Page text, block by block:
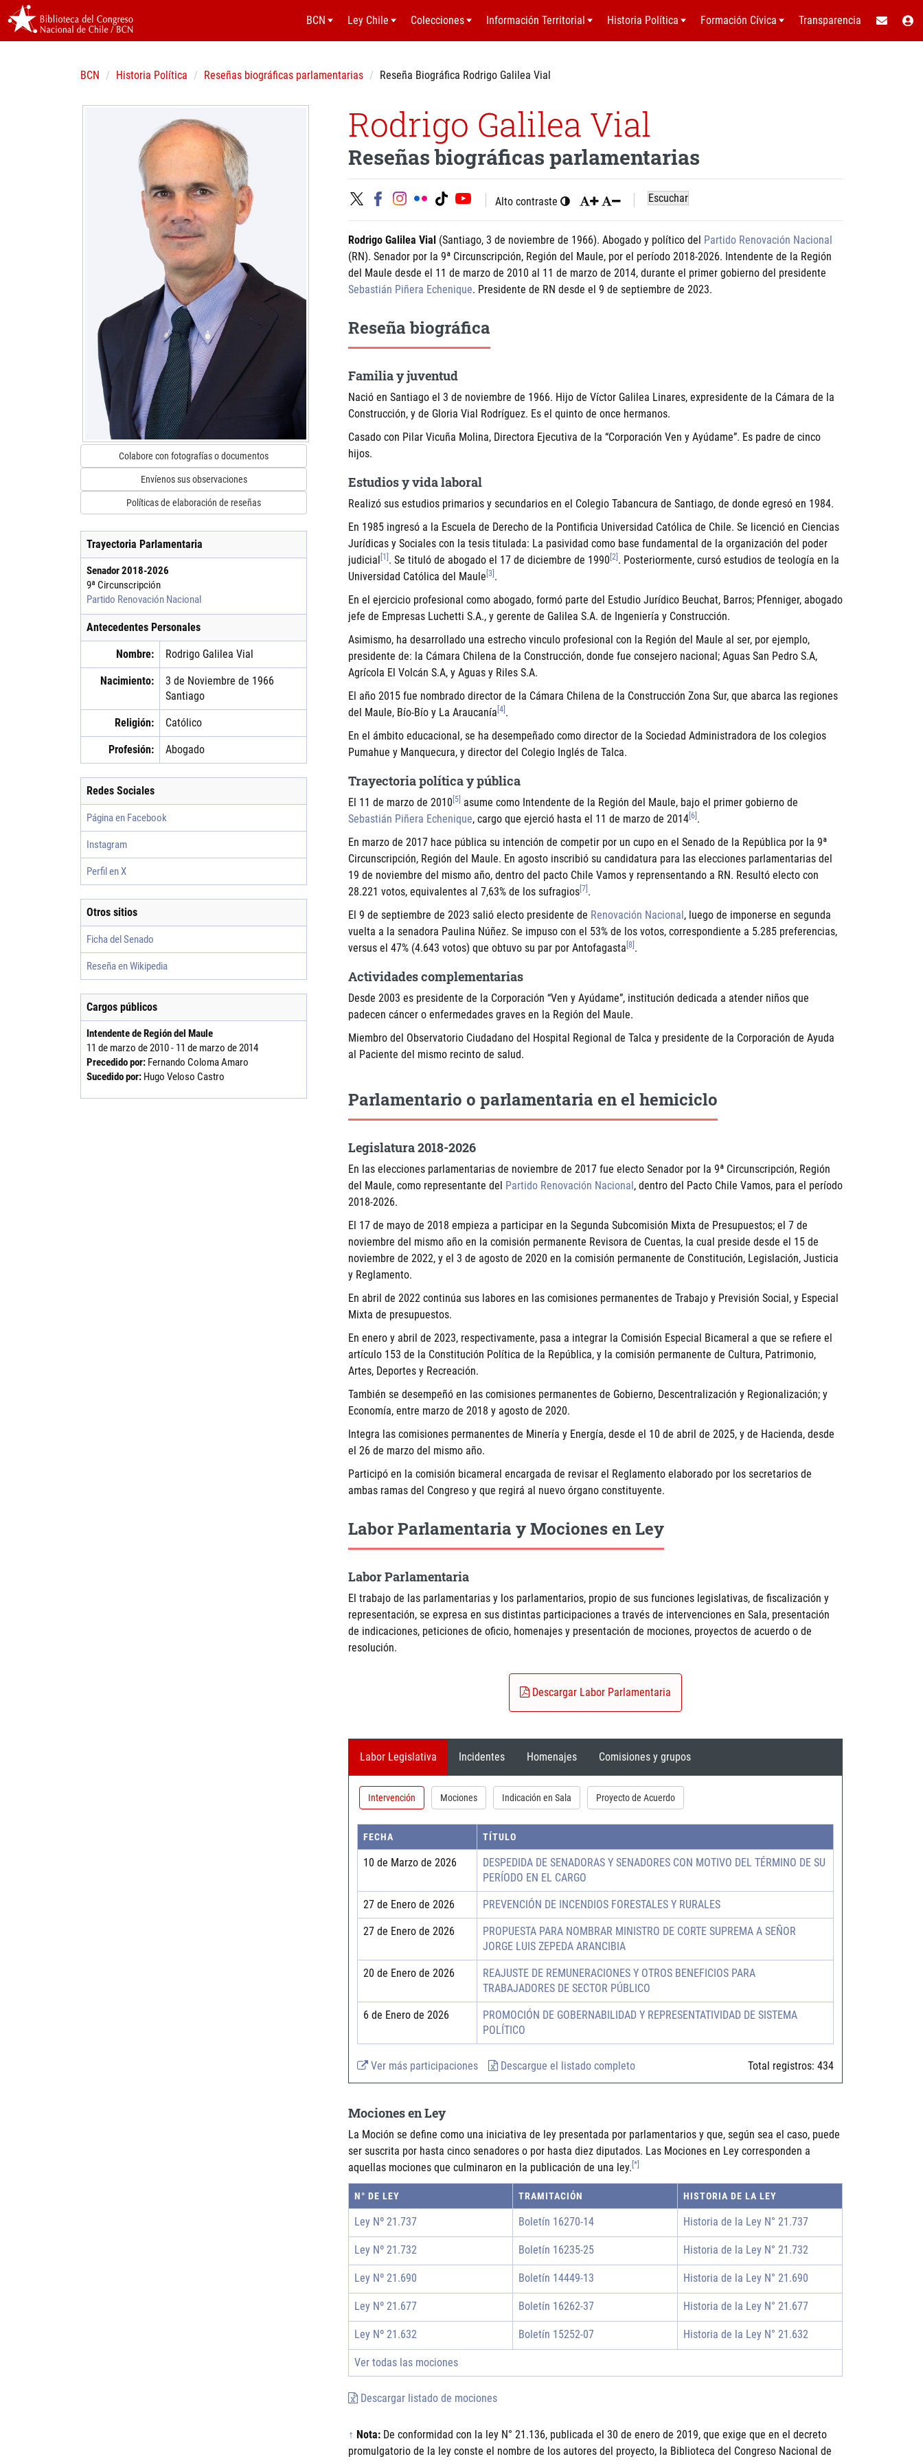
BCN Ley Chile Colecciones Información Territorial Historia Política Formación Cívica Transparencia
BCN Historia Política Reseñas biográficas parlamentarias Reseña Biográfica Rodrigo Galilea Vial
Colabore con fotografías o documentos
Envíenos sus observaciones
Políticas de elaboración de reseñas
Trayectoria Parlamentaria
Senador2018-2026
9ª Circunscripción
Partido Renovación Nacional
Antecedentes Personales
Nombre: Rodrigo Galilea Vial
Nacimiento:
3 de Noviembre de 1966
Santiago
Religión: Católico
Profesión: Abogado
Redes Sociales
Página en Facebook
Instagram
Perfil en X
Otros sitios
Ficha del Senado
Reseña en Wikipedia
Cargos públicos
Intendente de Región del Maule
11 de marzo de 2010 - 11 de marzo de 2014
Precedido por: Fernando Coloma Amaro
Sucedido por: Hugo Veloso Castro
Rodrigo Galilea Vial
Reseñas biográficas parlamentarias
Alto contraste Escuchar
Rodrigo Galilea Vial (Santiago, 3 de noviembre de 1966). Abogado y político del Partido Renovación Nacional
(RN). Senador por la 9ª Circunscripción, Región del Maule, por el período 2018-2026. Intendente de la Región
del Maule desde el 11 de marzo de 2010 al 11 de marzo de 2014, durante el primer gobierno del presidente
Sebastián Piñera Echenique. Presidente de RN desde el 9 de septiembre de 2023.
Reseña biográfica
Familia y juventud
Nació en Santiago el 3 de noviembre de 1966. Hijo de Víctor Galilea Linares, expresidente de la Cámara de la
Construcción, y de Gloria Vial Rodríguez. Es el quinto de once hermanos.
Casado con Pilar Vicuña Molina, Directora Ejecutiva de la “Corporación Ven y Ayúdame”. Es padre de cinco
hijos.
Estudios y vida laboral
Realizó sus estudios primarios y secundarios en el Colegio Tabancura de Santiago, de donde egresó en 1984.
En 1985 ingresó a la Escuela de Derecho de la Pontificia Universidad Católica de Chile. Se licenció en Ciencias
Jurídicas y Sociales con la tesis titulada: La pasividad como base fundamental de la organización del poder
judicial [1] . Se tituló de abogado el 17 de diciembre de 1990 [2] . Posteriormente, cursó estudios de teología en la
Universidad Católica del Maule [3] .
En el ejercicio profesional como abogado, formó parte del Estudio Jurídico Beuchat, Barros; Pfenniger, abogado
jefe de Empresas Luchetti S.A., y gerente de Galilea S.A. de Ingeniería y Construcción.
Asimismo, ha desarrollado una estrecho vinculo profesional con la Región del Maule al ser, por ejemplo,
presidente de: la Cámara Chilena de la Construcción, donde fue consejero nacional; Aguas San Pedro S.A,
Agrícola El Volcán S.A, y Aguas y Riles S.A.
El año 2015 fue nombrado director de la Cámara Chilena de la Construcción Zona Sur, que abarca las regiones
del Maule, Bío-Bío y La Araucanía [4] .
En el ámbito educacional, se ha desempeñado como director de la Sociedad Administradora de los colegios
Pumahue y Manquecura, y director del Colegio Inglés de Talca.
Trayectoria política y pública
El 11 de marzo de 2010 [5] asume como Intendente de la Región del Maule, bajo el primer gobierno de
Sebastián Piñera Echenique, cargo que ejerció hasta el 11 de marzo de 2014 [6] .
En marzo de 2017 hace pública su intención de competir por un cupo en el Senado de la República por la 9ª
Circunscripción, Región del Maule. En agosto inscribió su candidatura para las elecciones parlamentarias del
19 de noviembre del mismo año, dentro del pacto Chile Vamos y reprensentando a RN. Resultó electo con
28.221 votos, equivalentes al 7,63% de los sufragios [7] .
El 9 de septiembre de 2023 salió electo presidente de Renovación Nacional, luego de imponerse en segunda
vuelta a la senadora Paulina Núñez. Se impuso con el 53% de los votos, correspondiente a 5.285 preferencias,
versus el 47% (4.643 votos) que obtuvo su par por Antofagasta [8] .
Actividades complementarias
Desde 2003 es presidente de la Corporación “Ven y Ayúdame”, institución dedicada a atender niños que
padecen cáncer o enfermedades graves en la Región del Maule.
Miembro del Observatorio Ciudadano del Hospital Regional de Talca y presidente de la Corporación de Ayuda
al Paciente del mismo recinto de salud.
Parlamentario o parlamentaria en el hemiciclo
Legislatura 2018-2026
En las elecciones parlamentarias de noviembre de 2017 fue electo Senador por la 9ª Circunscripción, Región
del Maule, como representante del Partido Renovación Nacional, dentro del Pacto Chile Vamos, para el período
2018-2026.
El 17 de mayo de 2018 empieza a participar en la Segunda Subcomisión Mixta de Presupuestos; el 7 de
noviembre del mismo año en la comisión permanente Revisora de Cuentas, la cual preside desde el 15 de
noviembre de 2022, y el 3 de agosto de 2020 en la comisión permanente de Constitución, Legislación, Justicia
y Reglamento.
En abril de 2022 continúa sus labores en las comisiones permanentes de Trabajo y Previsión Social, y Especial
Mixta de presupuestos.
En enero y abril de 2023, respectivamente, pasa a integrar la Comisión Especial Bicameral a que se refiere el
artículo 153 de la Constitución Política de la República, y la comisión permanente de Cultura, Patrimonio,
Artes, Deportes y Recreación.
También se desempeñó en las comisiones permanentes de Gobierno, Descentralización y Regionalización; y
Economía, entre marzo de 2018 y agosto de 2020.
Integra las comisiones permanentes de Minería y Energía, desde el 10 de abril de 2025, y de Hacienda, desde
el 26 de marzo del mismo año.
Participó en la comisión bicameral encargada de revisar el Reglamento elaborado por los secretarios de
ambas ramas del Congreso y que regirá al nuevo órgano constituyente.
Labor Parlamentaria y Mociones en Ley
Labor Parlamentaria
El trabajo de las parlamentarias y los parlamentarios, propio de sus funciones legislativas, de fiscalización y
representación, se expresa en sus distintas participaciones a través de intervenciones en Sala, presentación
de indicaciones, peticiones de oficio, homenajes y presentación de mociones, proyectos de acuerdo o de
resolución.
Descargar Labor Parlamentaria
Labor Legislativa Incidentes Homenajes Comisiones y grupos
Intervención Mociones Indicación en Sala Proyecto de Acuerdo
FECHA TÍTULO
10 de Marzo de 2026
DESPEDIDA DE SENADORAS Y SENADORES CON MOTIVO DEL TÉRMINO DE SU
PERÍODO EN EL CARGO
27 de Enero de 2026 PREVENCIÓN DE INCENDIOS FORESTALES Y RURALES
27 de Enero de 2026
PROPUESTA PARA NOMBRAR MINISTRO DE CORTE SUPREMA A SEÑOR
JORGE LUIS ZEPEDA ARANCIBIA
20 de Enero de 2026
REAJUSTE DE REMUNERACIONES Y OTROS BENEFICIOS PARA
TRABAJADORES DE SECTOR PÚBLICO
6 de Enero de 2026
PROMOCIÓN DE GOBERNABILIDAD Y REPRESENTATIVIDAD DE SISTEMA
POLÍTICO
Ver más participaciones Descargue el listado completo Total registros: 434
Mociones en Ley
La Moción se define como una iniciativa de ley presentada por parlamentarios y que, según sea el caso, puede
ser suscrita por hasta cinco senadores o por hasta diez diputados. Las Mociones en Ley corresponden a
aquellas mociones que culminaron en la publicación de una ley. [*]
N° DE LEY TRAMITACIÓN HISTORIA DE LA LEY
Ley Nº 21.737 Boletín 16270-14 Historia de la Ley N° 21.737
Ley Nº 21.732 Boletín 16235-25 Historia de la Ley N° 21.732
Ley Nº 21.690 Boletín 14449-13 Historia de la Ley N° 21.690
Ley Nº 21.677 Boletín 16262-37 Historia de la Ley N° 21.677
Ley Nº 21.632 Boletín 15252-07 Historia de la Ley N° 21.632
Ver todas las mociones
Descargar listado de mociones
↑ Nota: De conformidad con la ley N° 21.136, publicada el 30 de enero de 2019, que exige que en el decreto
promulgatorio de la ley conste el nombre de los autores del proyecto, la Biblioteca del Congreso Nacional de